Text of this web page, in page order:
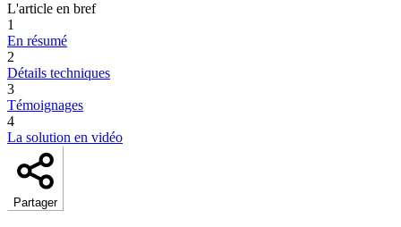
L'article en bref
1
En résumé
2
Détails techniques
3
Témoignages
4
La solution en vidéo
Partager